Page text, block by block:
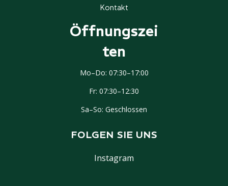
Kontakt
Öffnungszei
Ten
Mo–Do: 07:30–17:00
Fr: 07:30–12:30
Sa–So: Geschlossen
FOLGEN SIE UNS
Instagram